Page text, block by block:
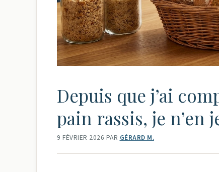
Depuis que j’ai
pain rassis, je n’en
9 FÉVRIER 2026 PAR GÉRARD M.